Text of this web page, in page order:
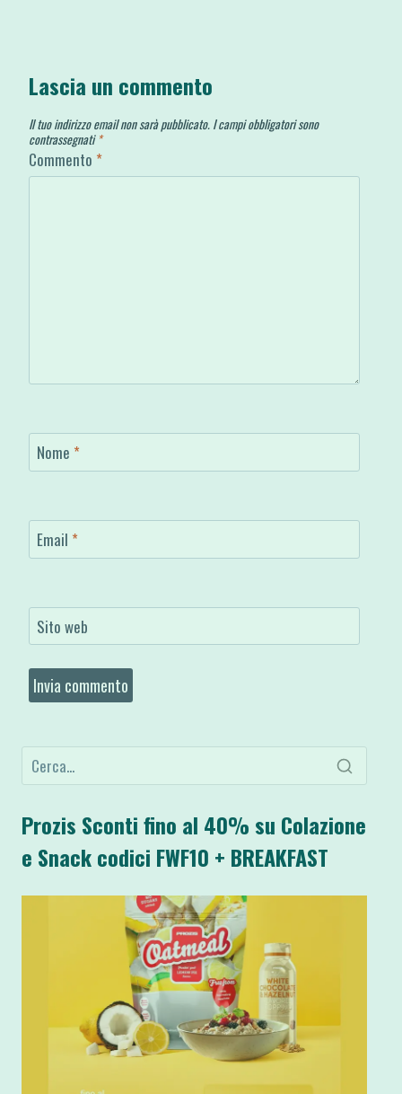
Lascia un commento
Il tuo indirizzo email non sarà pubblicato. I campi obbligatori sono
contrassegnati *
Commento *
Nome *
Email *
Sito web
Prozis Sconti fino al 40% su Colazione
e Snack codici FWF10 + BREAKFAST